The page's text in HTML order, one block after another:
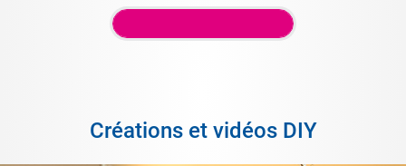
Créations et vidéos DIY